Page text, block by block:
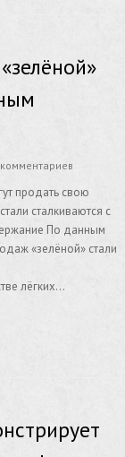
продать свою
сталкиваются с
По данным
«зелёной» стали
лёгких…